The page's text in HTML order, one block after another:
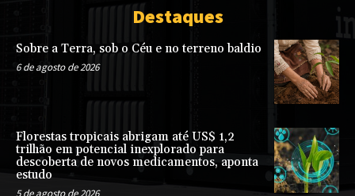
Destaques
Sobre a Terra, sob o Céu e no terreno baldio
6 de agosto de 2026
Florestas tropicais abrigam até US$ 1,2
trilhão em potencial inexplorado para
descoberta de novos medicamentos, aponta
estudo